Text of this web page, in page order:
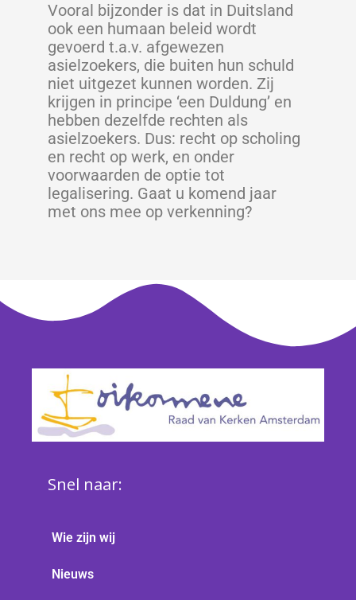
Vooral bijzonder is dat in Duitsland
ook een humaan beleid wordt
gevoerd t.a.v. afgewezen
asielzoekers, die buiten hun schuld
niet uitgezet kunnen worden. Zij
krijgen in principe ‘een Duldung’ en
hebben dezelfde rechten als
asielzoekers. Dus: recht op scholing
en recht op werk, en onder
voorwaarden de optie tot
legalisering. Gaat u komend jaar
met ons mee op verkenning?
Snel naar:
Wie zijn wij
Nieuws